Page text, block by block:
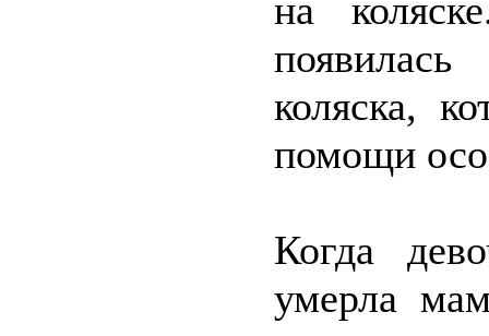
на
коляска,
помощи
Когда
умерла